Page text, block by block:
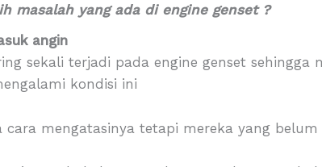
masalah yang ada di engine genset ?
angin
sekali terjadi pada engine genset
kondisi ini
cara mengatasinya tetapi mereka yang